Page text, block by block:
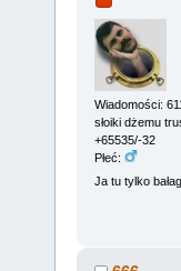
Wiadomości:
słoiki dżemu
+65535/-32
Płeć:
Ja tu tylko